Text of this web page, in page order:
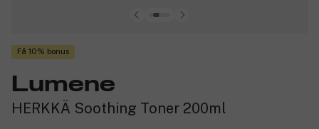
Få 10% bonus
Lumene
HERKKÄ Soothing Toner 200ml